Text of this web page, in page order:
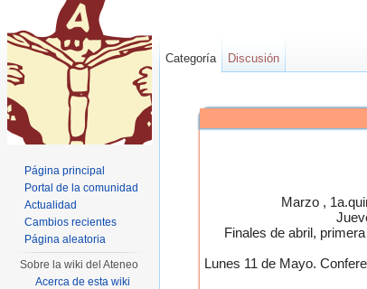
Marzo ,
Finales de abril,
Lunes 11 de Mayo.
Categoría Discusión
Página principal
Portal de la comunidad
Actualidad
Cambios recientes
Página aleatoria
Sobre la wiki del Ateneo
Acerca de esta wiki